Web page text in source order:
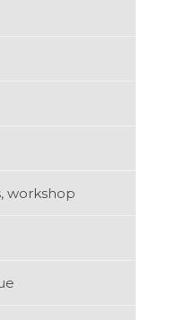
workshop